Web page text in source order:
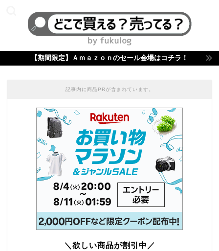
【期間限定】Ａｍａｚｏｎのセール会場はコチラ！
記事内に商品PRが含まれています。
＼欲しい商品が割引中／